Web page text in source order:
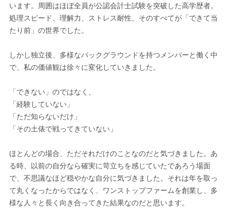
います。周囲はほぼ全員が公認会計士試験を突破した高学歴者。
処理スピード、理解力、ストレス耐性、そのすべてが「できて当
たり前」の世界でした。
しかし独立後、多様なバックグラウンドを持つメンバーと働く中
で、私の価値観は徐々に変化していきました。
「できない」のではなく、
「経験していない」
「ただ知らないだけ」
「その土俵で戦ってきていない」
ほとんどの場合、ただそれだけのことなのだと気づきました。あ
る時、以前の自分なら確実に苛立ちを感じていたであろう場面
で、不思議なほど穏やかな自分に気づきました。それは年を取っ
て丸くなったからではなく、ワンストップファームを創業し、多
様な人々と長く向き合ってきた結果なのだと思います。